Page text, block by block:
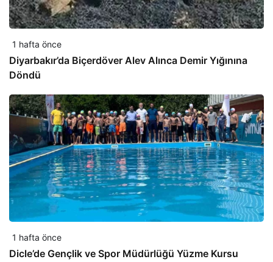
1 hafta önce
Diyarbakır’da Biçerdöver Alev Alınca Demir Yığınına
Döndü
1 hafta önce
Dicle’de Gençlik ve Spor Müdürlüğü Yüzme Kursu